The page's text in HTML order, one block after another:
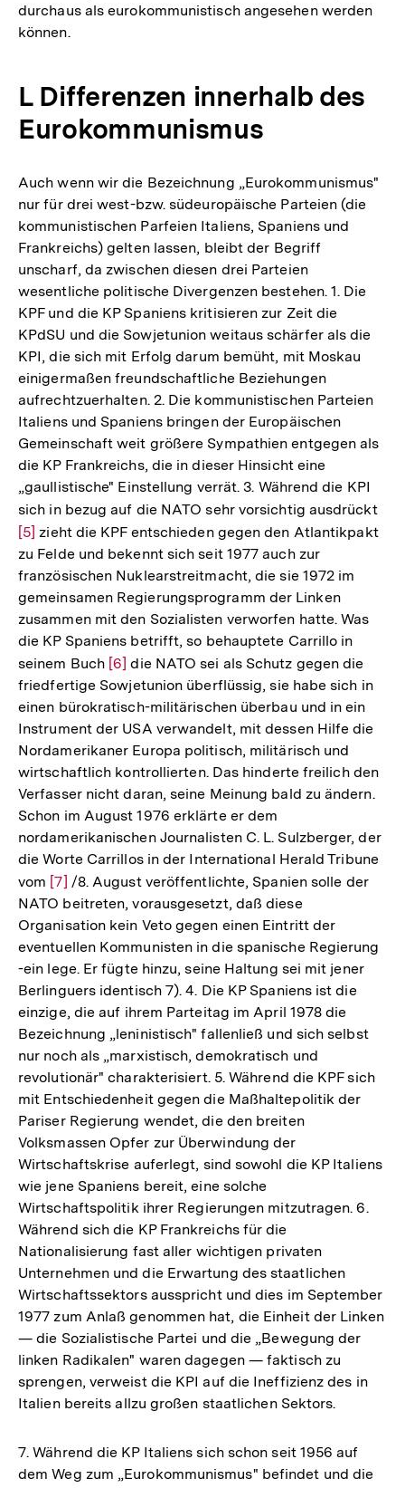
durchaus als eurokommunistisch angesehen werden
können.
L Differenzen innerhalb des
Eurokommunismus
Auch wenn wir die Bezeichnung „Eurokommunismus"
nur für drei west-bzw. südeuropäische Parteien (die
kommunistischen Parfeien Italiens, Spaniens und
Frankreichs) gelten lassen, bleibt der Begriff
unscharf, da zwischen diesen drei Parteien
wesentliche politische Divergenzen bestehen. 1. Die
KPF und die KP Spaniens kritisieren zur Zeit die
KPdSU und die Sowjetunion weitaus schärfer als die
KPI, die sich mit Erfolg darum bemüht, mit Moskau
einigermaßen freundschaftliche Beziehungen
aufrechtzuerhalten. 2. Die kommunistischen Parteien
Italiens und Spaniens bringen der Europäischen
Gemeinschaft weit größere Sympathien entgegen als
die KP Frankreichs, die in dieser Hinsicht eine
„gaullistische" Einstellung verrät. 3. Während die KPI
sich in bezug auf die NATO sehr vorsichtig ausdrücktZur
[5] zieht die KPF entschieden gegen den Atlantikpakt
zu Felde und bekennt sich seit 1977 auch zur
französischen Nuklearstreitmacht, die sie 1972 im
gemeinsamen Regierungsprogramm der Linken
zusammen mit den Sozialisten verworfen hatte. Was
die KP Spaniens betrifft, so behauptete Carrillo in
seinem Buch Zur
Auflösung
der
Fußnote
[6] die NATO sei als Schutz gegen die
friedfertige Sowjetunion überflüssig, sie habe sich in
einen bürokratisch-militärischen überbau und in ein
Instrument der USA verwandelt, mit dessen Hilfe die
Nordamerikaner Europa politisch, militärisch und
wirtschaftlich kontrollierten. Das hinderte freilich den
Verfasser nicht daran, seine Meinung bald zu ändern.
Schon im August 1976 erklärte er dem
nordamerikanischen Journalisten C. L. Sulzberger, der
die Worte Carrillos in der International Herald Tribune
vom Zur
Auflösung
der
Fußnote
[7] /8. August veröffentlichte, Spanien solle der
NATO beitreten, vorausgesetzt, daß diese
Organisation kein Veto gegen einen Eintritt der
eventuellen Kommunisten in die spanische Regierung
-ein lege. Er fügte hinzu, seine Haltung sei mit jener
Berlinguers identisch 7). 4. Die KP Spaniens ist die
einzige, die auf ihrem Parteitag im April 1978 die
Bezeichnung „leninistisch" fallenließ und sich selbst
nur noch als „marxistisch, demokratisch und
revolutionär" charakterisiert. 5. Während die KPF sich
mit Entschiedenheit gegen die Maßhaltepolitik der
Pariser Regierung wendet, die den breiten
Volksmassen Opfer zur Überwindung der
Wirtschaftskrise auferlegt, sind sowohl die KP Italiens
wie jene Spaniens bereit, eine solche
Wirtschaftspolitik ihrer Regierungen mitzutragen. 6.
Während sich die KP Frankreichs für die
Nationalisierung fast aller wichtigen privaten
Unternehmen und die Erwartung des staatlichen
Wirtschaftssektors ausspricht und dies im September
1977 zum Anlaß genommen hat, die Einheit der Linken
— die Sozialistische Partei und die „Bewegung der
linken Radikalen" waren dagegen — faktisch zu
sprengen, verweist die KPI auf die Ineffizienz des in
Italien bereits allzu großen staatlichen Sektors.
7. Während die KP Italiens sich schon seit 1956 auf
dem Weg zum „Eurokommunismus" befindet und die